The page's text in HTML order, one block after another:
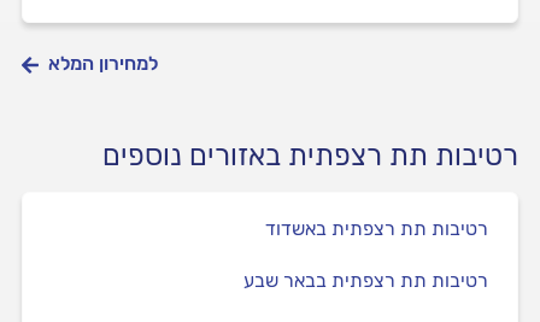
למחירון המלא
רטיבות תת רצפתית באזורים נוספים
רטיבות תת רצפתית באשדוד
רטיבות תת רצפתית בבאר שבע